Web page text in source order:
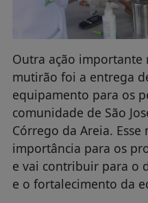
Outra ação importante
mutirão foi a entrega
equipamento para os
comunidade de São
Córrego da Areia.
importância para os
e vai contribuir para o
e o fortalecimento da